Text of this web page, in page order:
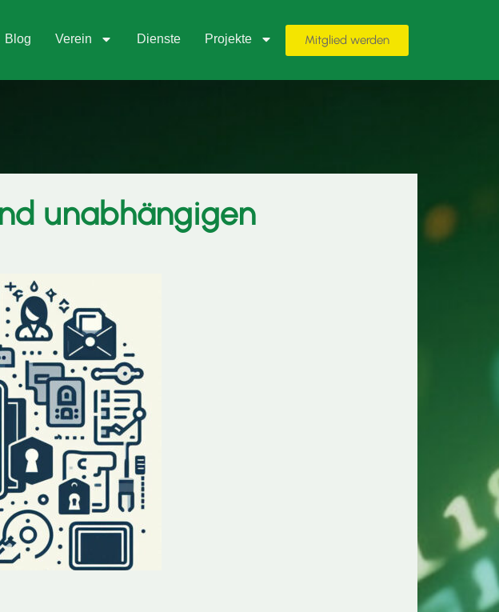
Blog Verein Dienste Projekte Mitglied werden
unabhängigen